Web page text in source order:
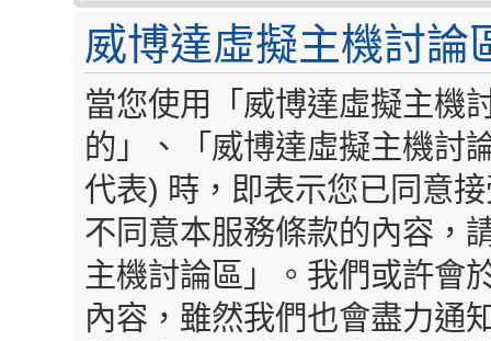
威博達虛擬主機討論
當您使用「威博達虛擬主機
的」、「威博達虛擬主機討
代表) 時，即表示您已同意
不同意本服務條款的內容，
主機討論區」。我們或許會
內容，雖然我們也會盡力通